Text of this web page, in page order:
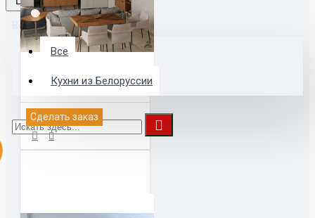
Все
Все
Кухни из Белоруссии
АМБЕР. ГОСТИНАЯ
Сделать заказ